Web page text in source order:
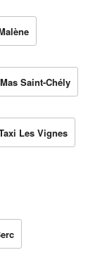
Saint-Chély
Les Vignes